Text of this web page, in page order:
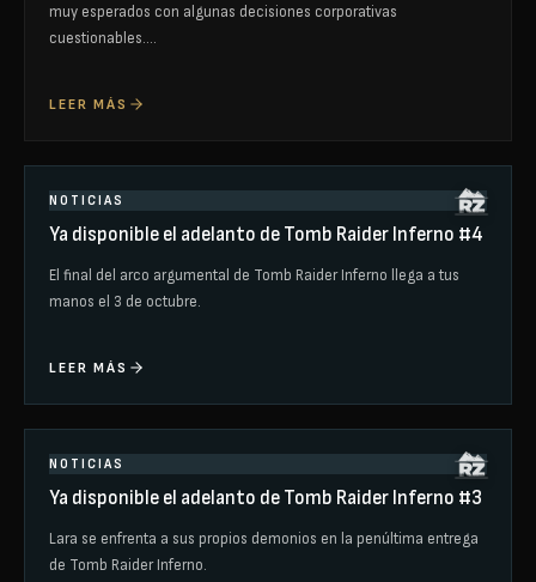
muy esperados con algunas decisiones corporativas
cuestionables.…
LEER MÁS
NOTICIAS
Ya disponible el adelanto de Tomb Raider Inferno #4
El final del arco argumental de Tomb Raider Inferno llega a tus
manos el 3 de octubre.
LEER MÁS
NOTICIAS
Ya disponible el adelanto de Tomb Raider Inferno #3
Lara se enfrenta a sus propios demonios en la penúltima entrega
de Tomb Raider Inferno.